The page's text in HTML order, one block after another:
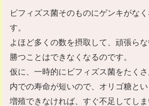
ビフィズス菌そのものにゲンキがな
す。
よほど多くの数を摂取して、頑張ら
勝つことはできなくなるのです。
仮に、一時的にビフィズス菌をたく
内での寿命が短いので、オリゴ糖と
増殖できなければ、すぐ不足してしま